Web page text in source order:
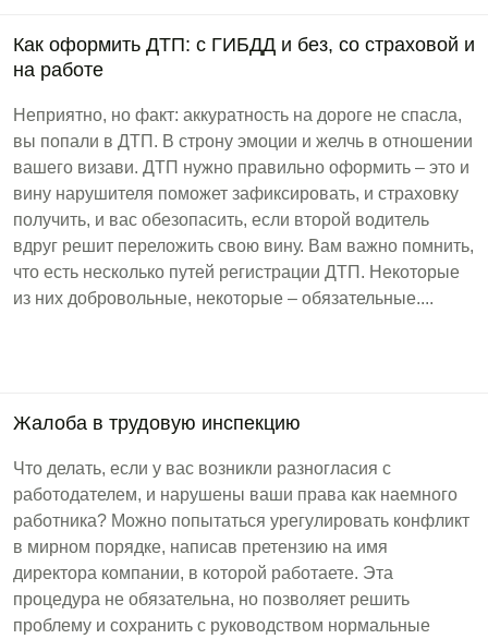
Как оформить ДТП: с ГИБДД и без, со страховой и
на работе
Неприятно, но факт: аккуратность на дороге не спасла,
вы попали в ДТП. В строну эмоции и желчь в отношении
вашего визави. ДТП нужно правильно оформить – это и
вину нарушителя поможет зафиксировать, и страховку
получить, и вас обезопасить, если второй водитель
вдруг решит переложить свою вину. Вам важно помнить,
что есть несколько путей регистрации ДТП. Некоторые
из них добровольные, некоторые – обязательные....
Жалоба в трудовую инспекцию
Что делать, если у вас возникли разногласия с
работодателем, и нарушены ваши права как наемного
работника? Можно попытаться урегулировать конфликт
в мирном порядке, написав претензию на имя
директора компании, в которой работаете. Эта
процедура не обязательна, но позволяет решить
проблему и сохранить с руководством нормальные